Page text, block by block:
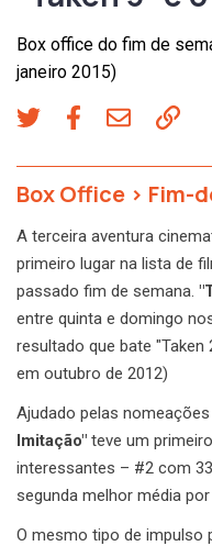
Box office do fim de
janeiro 2015)
Box Office > Fim-
A terceira aventura
primeiro lugar na lista de
passado fim de semana.
entre quinta e domingo
resultado que bate
em outubro de 2012)
Ajudado pelas
Imitação" teve um
interessantes – #2 com
segunda melhor média
O mesmo tipo de impulso